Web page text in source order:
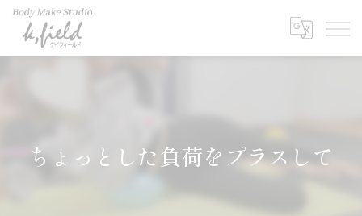
ちょっとした負荷をプラスして